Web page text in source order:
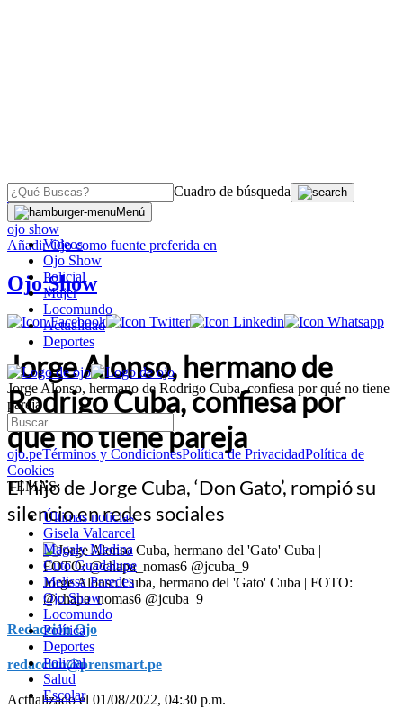
Cuadro de búsqueda
Menú
Videos
Ojo Show
Policial
Mujer
Locomundo
Actualidad
Deportes
Jorge Alonso, hermano de Rodrigo Cuba, confiesa por qué no tiene
pareja
ojo.peTérminos y CondicionesPolítica de PrivacidadPolítica de
Cookies
TEMAS:
Últimas noticias
Gisela Valcarcel
Magaly Medina
Cuto Guadalupe
Melissa Paredes
Ojo Show
Locomundo
Política
Deportes
Policial
Salud
Escolar
OJO
ojo show
AñadirOjocomo fuente preferida en
Ojo Show
Jorge Alonso, hermano de
Rodrigo Cuba, confiesa por
qué no tiene pareja
El hijo de Jorge Cuba, ‘Don Gato’, rompió su
silencio en redes sociales
Jorge Alonso Cuba, hermano del 'Gato' Cuba | FOTO:
@chapa_nomas6 @jcuba_9
Redacción Ojo
redaccion@prensmart.pe
Actualizado el 01/08/2022, 04:30 p.m.